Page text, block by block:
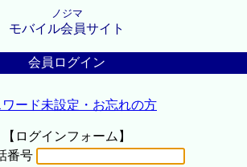
ノジマ
モバイル会員サイト
会員ログイン
ード未設定・お忘れの方
【ログインフォーム】
番号